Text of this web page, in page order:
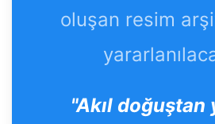
oluşan resim
"Akıl doğuştan